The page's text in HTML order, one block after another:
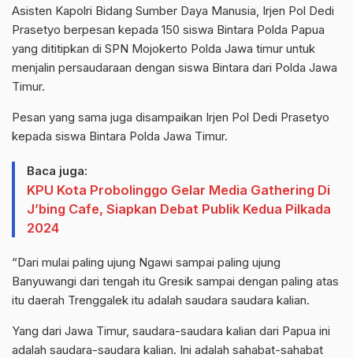
Asisten Kapolri Bidang Sumber Daya Manusia, Irjen Pol Dedi
Prasetyo berpesan kepada 150 siswa Bintara Polda Papua
yang dititipkan di SPN Mojokerto Polda Jawa timur untuk
menjalin persaudaraan dengan siswa Bintara dari Polda Jawa
Timur.
Pesan yang sama juga disampaikan Irjen Pol Dedi Prasetyo
kepada siswa Bintara Polda Jawa Timur.
Baca juga:
KPU Kota Probolinggo Gelar Media Gathering Di
J’bing Cafe, Siapkan Debat Publik Kedua Pilkada
2024
“Dari mulai paling ujung Ngawi sampai paling ujung
Banyuwangi dari tengah itu Gresik sampai dengan paling atas
itu daerah Trenggalek itu adalah saudara saudara kalian.
Yang dari Jawa Timur, saudara-saudara kalian dari Papua ini
adalah saudara-saudara kalian. Ini adalah sahabat-sahabat